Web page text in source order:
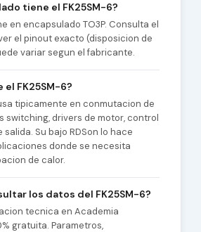
tiene el FK25SM-6?
en encapsulado TO3P. Consulta el
el pinout exacto (disposicion de
variar segun el fabricante.
el FK25SM-6?
tipicamente en conmutacion de
switching, drivers de motor, control
salida. Su bajo RDSon lo hace
donde se necesita
de calor.
los datos del FK25SM-6?
tecnica en Academia
gratuita. Parametros,